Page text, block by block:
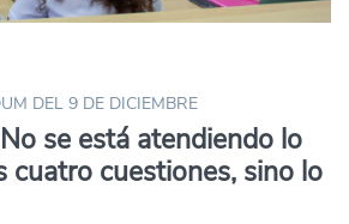
DEL 9 DE DICIEMBRE
se está atendiendo lo
cuatro cuestiones, sino lo